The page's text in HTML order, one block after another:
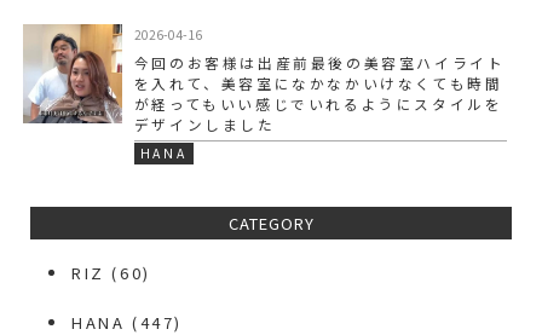
2026-04-16
今回のお客様は出産前最後の美容室️ハイライト
を入れて、美容室になかなかいけなくても時間
が経ってもいい感じでいれるようにスタイルを
デザインしました
HANA
CATEGORY
RIZ (60)
HANA (447)